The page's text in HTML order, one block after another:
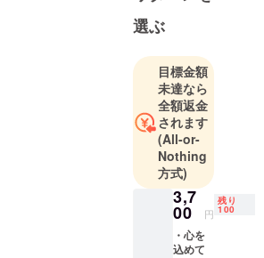
の豊かな国
でよくフラ
ンス語の文
字を目にし
ますが、間
違ったフラ
ンス語が書
かれてあ
り、少し悲
しい気持ち
になりまし
選ぶ
目標金額
未達なら
全額返金
されます
(All-or-
Nothing
方式)
3,7
00 円
残り
100
・心を
込めて